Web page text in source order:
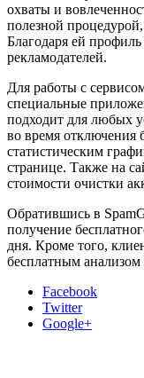
охваты и
полезной
Благодаря ей
рекламодателей.
Для работы с
специальные
подходит для любых
во время отключения
статистическим
странице. Также на
стоимости очистки
Обратившись в
получение
дня. Кроме того,
бесплатным
Facebook
Twitter
Google+